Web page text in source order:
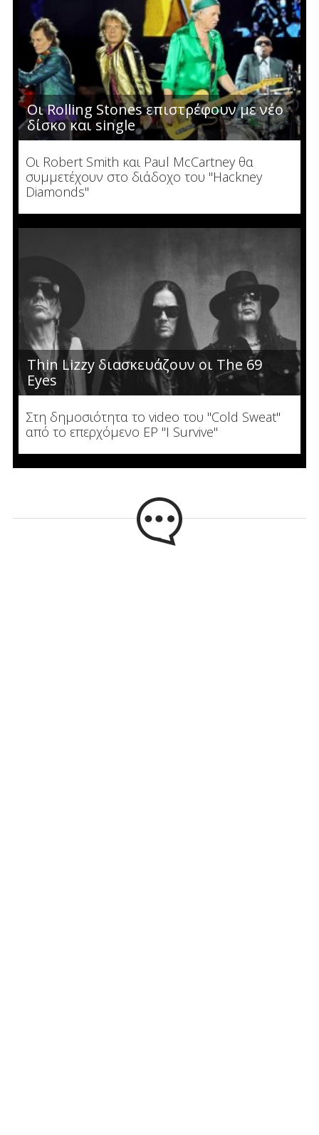
Οι Rolling Stones επιστρέφουν με νέο
δίσκο και single
Οι Robert Smith και Paul McCartney θα
συμμετέχουν στο διάδοχο του "Hackney
Diamonds"
Thin Lizzy διασκευάζουν οι The 69
Eyes
Στη δημοσιότητα το video του "Cold Sweat"
από το επερχόμενο EP "I Survive"